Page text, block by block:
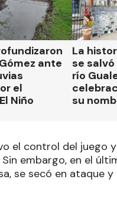
ante
el
Niño
La
se
río
su
el control del juego
embargo, en el
se secó en ataque